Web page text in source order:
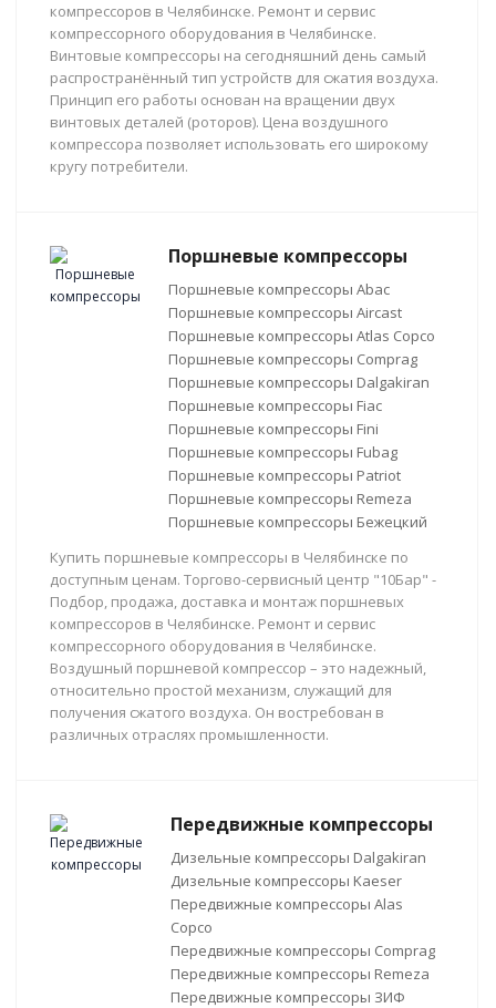
компрессоров в Челябинске. Ремонт и сервис
компрессорного оборудования в Челябинске.
Винтовые компрессоры на сегодняшний день самый
распространённый тип устройств для сжатия воздуха.
Принцип его работы основан на вращении двух
винтовых деталей (роторов). Цена воздушного
компрессора позволяет использовать его широкому
кругу потребители.
Поршневые компрессоры
Поршневые компрессоры Abac
Поршневые компрессоры Aircast
Поршневые компрессоры Atlas Copco
Поршневые компрессоры Comprag
Поршневые компрессоры Dalgakiran
Поршневые компрессоры Fiac
Поршневые компрессоры Fini
Поршневые компрессоры Fubag
Поршневые компрессоры Patriot
Поршневые компрессоры Remeza
Поршневые компрессоры Бежецкий
Купить поршневые компрессоры в Челябинске по
доступным ценам. Торгово-сервисный центр "10Бар" -
Подбор, продажа, доставка и монтаж поршневых
компрессоров в Челябинске. Ремонт и сервис
компрессорного оборудования в Челябинске.
Воздушный поршневой компрессор – это надежный,
относительно простой механизм, служащий для
получения сжатого воздуха. Он востребован в
различных отраслях промышленности.
Передвижные компрессоры
Дизельные компрессоры Dalgakiran
Дизельные компрессоры Kaeser
Передвижные компрессоры Alas
Copco
Передвижные компрессоры Comprag
Передвижные компрессоры Remeza
Передвижные компрессоры ЗИФ